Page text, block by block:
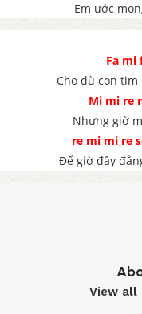
Em ước
Fa mi
Cho dù con
Mi mi re
Nhưng giờ
re mi mi re
Để giờ đây
View all